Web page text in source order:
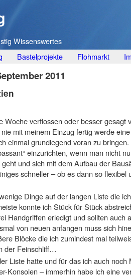
Wissenswertes
Bastelprojekte Flohmarkt
2011
Woche verflossen oder besser gesagt
mit meinem Einzug fertig werde
einmal grundlegend voran zu
einzurichten, wenn man nicht
und sich mit dem Aufbau der
schneller – ob es dann so flexibel
Dinge auf der langen Liste die
konnte ich Stück für Stück
Handgriffen erledigt und sollten auch
von neuen anfangen muss sich
Blöcke die ich zumindest mal
der Feinschliff…
Liste hatte und für das ich auch
Konsolen – immerhin habe ich eine